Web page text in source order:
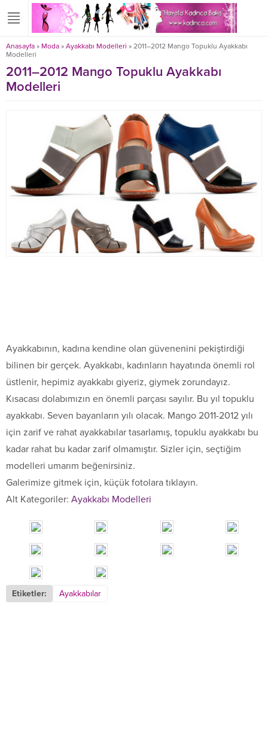
Anasayfa » Moda » Ayakkabı Modelleri » 2011–2012 Mango Topuklu Ayakkabı
Modelleri
2011–2012 Mango Topuklu Ayakkabı
Modelleri
Ayakkabının, kadına kendine olan güvenenini pekiştirdiği
bilinen bir gerçek. Ayakkabı, kadınların hayatında önemli rol
üstlenir, hepimiz ayakkabı giyeriz, giymek zorundayız.
Kısacası dolabımızın en önemli parçası sayılır. Bu yıl topuklu
ayakkabı. Seven bayanların yılı olacak. Mango 2011-2012 yılı
için zarif ve rahat ayakkabılar tasarlamış, topuklu ayakkabı bu
kadar rahat bu kadar zarif olmamıştır. Sizler için, seçtiğim
modelleri umarım beğenirsiniz.
Galerimize gitmek için, küçük fotolara tıklayın.
Alt Kategoriler: Ayakkabı Modelleri
Etiketler: Ayakkabılar